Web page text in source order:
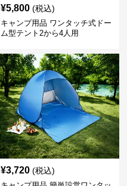
¥5,800 (税込)
キャンプ用品 ワンタッチ式ドー
ム型テント2から4人用
¥3,720 (税込)